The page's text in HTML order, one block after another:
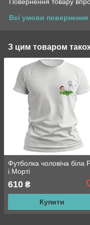
Всі умови повернення
З цим товаром
Футболка чоловіча біла
і Морті
610 ₴
Купити